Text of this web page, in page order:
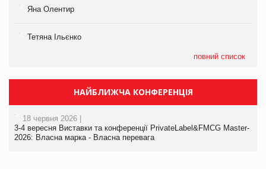
Яна Олентир
Тетяна Ільєнко
повний список
НАЙБЛИЖЧА КОНФЕРЕНЦІЯ
18 червня 2026 |
3-4 вересня Виставки та конференції PrivateLabel&FMCG Master-
2026: Власна марка - Власна перевага